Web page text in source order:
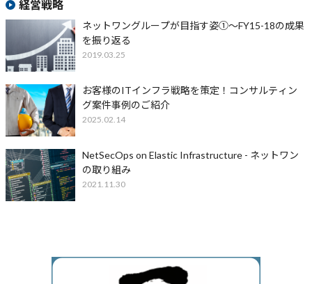
経営戦略
ネットワングループが目指す姿①～FY15-18の成果
を振り返る
2019.03.25
お客様のITインフラ戦略を策定！コンサルティン
グ案件事例のご紹介
2025.02.14
NetSecOps on Elastic Infrastructure - ネットワン
の取り組み
2021.11.30